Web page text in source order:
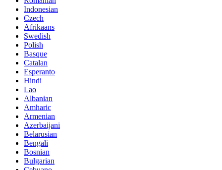
Indonesian
Czech
Afrikaans
Swedish
Polish
Basque
Catalan
Esperanto
Hindi
Lao
Albanian
Amharic
Armenian
Azerbaijani
Belarusian
Bengali
Bosnian
Bulgarian